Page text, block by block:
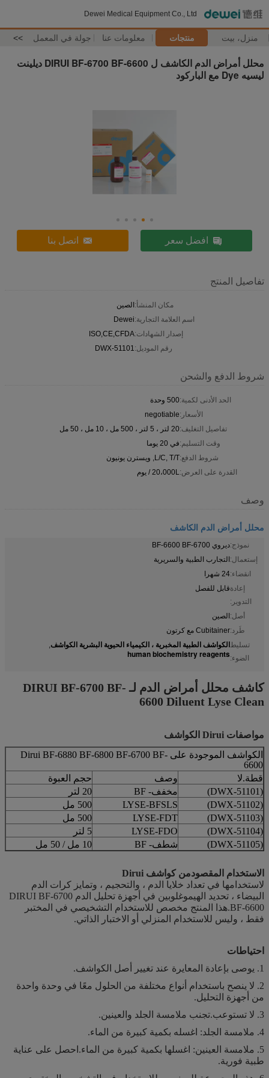
Dewei Medical Equipment Co., Ltd
منزل، بيت منتجات معلومات عنا جولة في المعمل >>
محلل أمراض الدم الكاشف ل DIRUI BF-6700 BF-6600 ديلينت
ليسيه Dye مع الباركود
افضل سعر اتصل بنا
تفاصيل المنتج
مكان المنشأ:الصين
اسم العلامة التجارية:Dewei
إصدار الشهادات:ISO,CE,CFDA
رقم الموديل:DWX-51101
شروط الدفع والشحن
الحد الأدنى لكمية:500 وحدة
الأسعار:negotiable
تفاصيل التغليف:20 لتر ، 5 لتر ، 500 مل ، 10 مل ، 50 مل
وقت التسليم:في 20 يوما
شروط الدفع:L/C, T/T, ويسترن يونيون
القدرة على العرض:20،000L / يوم
وصف
محلل أمراض الدم الكاشف
نموذج:ديروي BF-6600 BF-6700
إستعمال:التجارب الطبية والسريرية
انقضاء:24 شهرا
إعادة
التدوير:
قابل للفصل
أصل:الصين
طَرد:Cubitainer مع كرتون
تسليط
الضوء:
الكواشف الطبية المخبرية ، الكيمياء الحيوية البشرية الكواشف,
human biochemistry reagents
كاشف محلل أمراض الدم لـ DIRUI BF-6700 BF-
6600 Diluent Lyse Clean
مواصفات Dirui الكواشف
الكواشف الموجودة على Dirui BF-6880 BF-6800 BF-6700 BF-
6600
قطة.لا
وصف
حجم العبوة
(DWX-51101)
مخفف- BF
20 لتر
(DWX-51102)
LYSE-BFSLS
500 مل
(DWX-51103)
LYSE-FDT
500 مل
(DWX-51104)
LYSE-FDO
5 لتر
(DWX-51105)
شطف- BF 10 مل / 50 مل
الاستخدام المقصودمن كواشف Dirui
لاستخدامها في تعداد خلايا الدم ، والتحجيم ، وتمايز كرات الدم
البيضاء ، تحديد الهيموغلوبين في أجهزة تحليل الدم DIRUI BF-6700
BF-6600.هذا المنتج مخصص للاستخدام التشخيصي في المختبر
فقط ، وليس للاستخدام المنزلي أو الاختبار الذاتي.
احتياطات
1. يوصى بإعادة المعايرة عند تغيير أصل الكواشف.
2. لا ينصح باستخدام أنواع مختلفة من الحلول معًا في وحدة واحدة
من أجهزة التحليل.
3. لا تستوعب.تجنب ملامسة الجلد والعينين.
4. ملامسة الجلد: اغسله بكمية كبيرة من الماء.
5. ملامسة العينين: اغسلها بكمية كبيرة من الماء.احصل على عناية
طبية فورية.